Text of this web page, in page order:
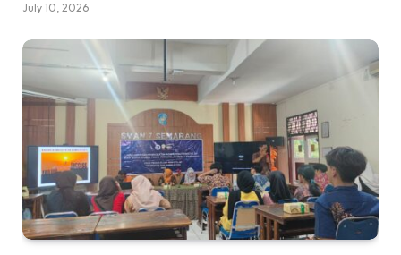
July 10, 2026